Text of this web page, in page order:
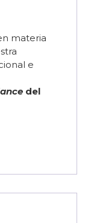
materia
e
del